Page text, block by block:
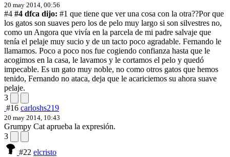
20 may 2014, 00:56
#4 #4 dfca dijo: #1 que tiene que ver una cosa con la otra??Por que
los gatos son suaves pero los de pelo muy largo si son silvestres no,
como un Angora que vivía en la parcela de mi padre salvaje que
tenía el pelaje muy sucio y de un tacto poco agradable. Fernando le
llamamos. Poco a poco nos fue cogiendo confianza hasta que le
acogimos en la casa, le lavamos y le cortamos el pelo y quedó
impecable. Es un gato muy noble, no como otros gatos que hemos
tenido, Fernando no ataca, deja que le acariciemos su ahora suave
pelaje.
3
#16 carloshs219
20 may 2014, 10:43
Grumpy Cat aprueba la expresión.
3
#22 elcristo